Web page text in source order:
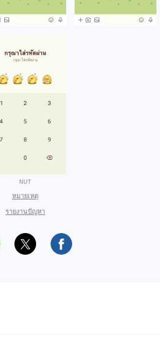
NUT
หมายเหตุ
รายงานปัญหา